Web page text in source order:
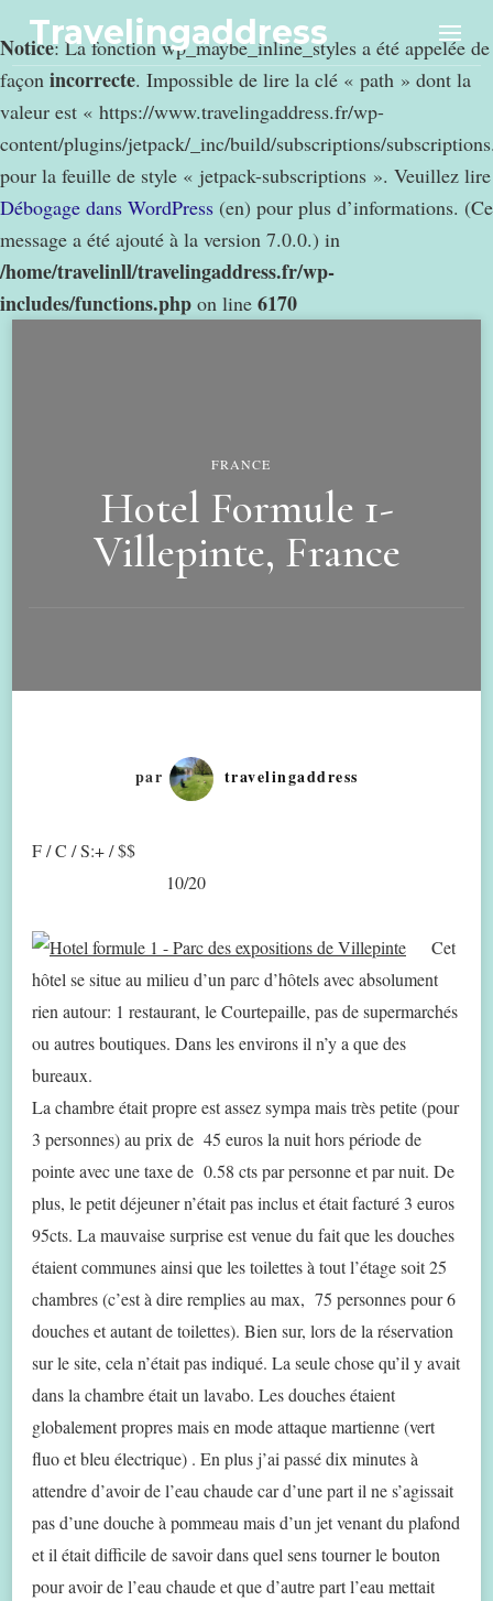
Notice: La fonction wp_maybe_inline_styles a été appelée de
façon incorrecte. Impossible de lire la clé « path » dont la
valeur est « https://www.travelingaddress.fr/wp-
content/plugins/jetpack/_inc/build/subscriptions/
pour la feuille de style « jetpack-subscriptions ». Veuillez lire
Débogage dans WordPress (en) pour plus d’informations. (Ce
message a été ajouté à la version 7.0.0.) in
/home/travelinll/travelingaddress.fr/wp-
includes/functions.php on line 6170
Travelingaddress
FRANCE
Hotel Formule 1-
Villepinte, France
par travelingaddress
F / C / S:+ / $$
10/20
Cet
hôtel se situe au milieu d’un parc d’hôtels avec absolument
rien autour: 1 restaurant, le Courtepaille, pas de supermarchés
ou autres boutiques. Dans les environs il n’y a que des
bureaux.
La chambre était propre est assez sympa mais très petite (pour
3 personnes) au prix de 45 euros la nuit hors période de
pointe avec une taxe de 0.58 cts par personne et par nuit. De
plus, le petit déjeuner n’était pas inclus et était facturé 3 euros
95cts. La mauvaise surprise est venue du fait que les douches
étaient communes ainsi que les toilettes à tout l’étage soit 25
chambres (c’est à dire remplies au max, 75 personnes pour 6
douches et autant de toilettes). Bien sur, lors de la réservation
sur le site, cela n’était pas indiqué. La seule chose qu’il y avait
dans la chambre était un lavabo. Les douches étaient
globalement propres mais en mode attaque martienne (vert
fluo et bleu électrique) . En plus j’ai passé dix minutes à
attendre d’avoir de l’eau chaude car d’une part il ne s’agissait
pas d’une douche à pommeau mais d’un jet venant du plafond
et il était difficile de savoir dans quel sens tourner le bouton
pour avoir de l’eau chaude et que d’autre part l’eau mettait